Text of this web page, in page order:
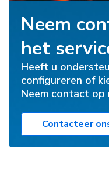
Neem
het
Heeft u
configureren of
Neem contact op
Contacteer